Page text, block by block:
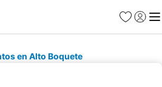
Favoritos
Iniciar
en Alto Boquete